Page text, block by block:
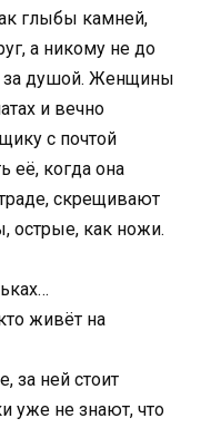
глыбы камней,
а никому не до
за душой. Женщины
и вечно
с почтой
её, когда она
скрещивают
острые, как ножи.
живёт на
за ней стоит
уже не знают, что